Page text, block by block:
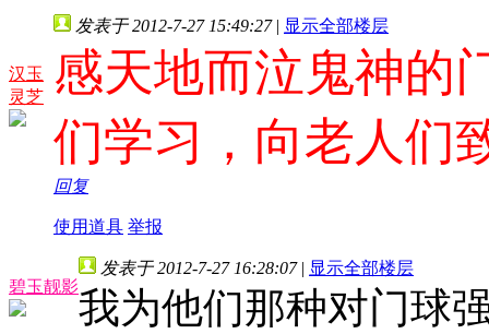
汉玉
灵芝
发表于 2012-7-27 15:49:27 | 显示全部楼层
感天地而泣鬼神的
们学习，向老人们
回复
使用道具 举报
碧玉靓影
发表于 2012-7-27 16:28:07 | 显示全部楼层
我为他们那种对门球